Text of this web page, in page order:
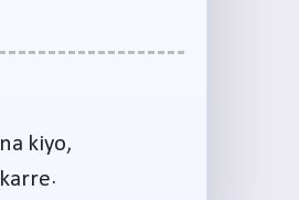
kiyo,